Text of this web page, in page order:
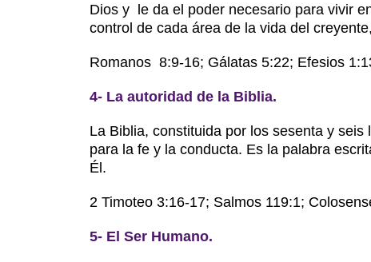
Dios y le da el poder necesario para vivir
control de cada área de la vida del
Romanos 8:9-16; Gálatas 5:22; Efesios
4- La autoridad de la Biblia.
La Biblia, constituida por los sesenta y
para la fe y la conducta. Es la palabra
Él.
2 Timoteo 3:16-17; Salmos 119:1;
5- El Ser Humano.